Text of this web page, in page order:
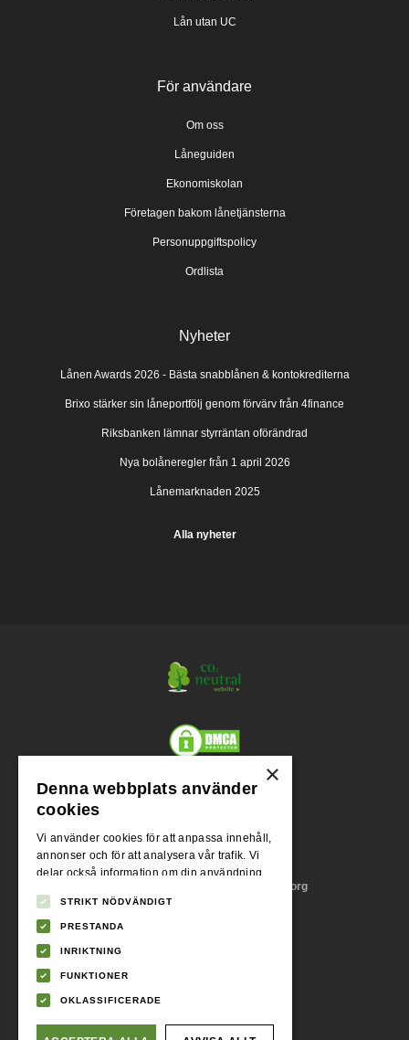
Lån utan UC
För användare
Om oss
Låneguiden
Ekonomiskolan
Företagen bakom lånetjänsterna
Personuppgiftspolicy
Ordlista
Nyheter
Lånen Awards 2026 - Bästa snabblånen & kontokrediterna
Brixo stärker sin låneportfölj genom förvärv från 4finance
Riksbanken lämnar styrräntan oförändrad
Nya bolåneregler från 1 april 2026
Lånemarknaden 2025
Alla nyheter
Org.nr.
Adress
Stora Badhusgatan 18, 411 21 Göteborg
×
Denna webbplats använder
cookies
Vi använder cookies för att anpassa innehåll,
annonser och för att analysera vår trafik. Vi
delar också information om din användning
analyspartners som kan kombinera den med
annan information som du har tillhandahållit
dem eller som de har samlat in från din
användning av deras tjänster.
Integritetspolicy
STRIKT NÖDVÄNDIGT
PRESTANDA
INRIKTNING
FUNKTIONER
OKLASSIFICERADE